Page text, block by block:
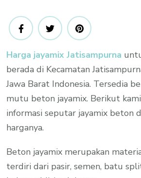
Harga jayamix Jatisampurna
berada di Kecamatan
Jawa Barat Indonesia. Tersedia
mutu beton jayamix. Berikut
informasi seputar jayamix beton
harganya.
Beton jayamix merupakan
terdiri dari pasir, semen, batu